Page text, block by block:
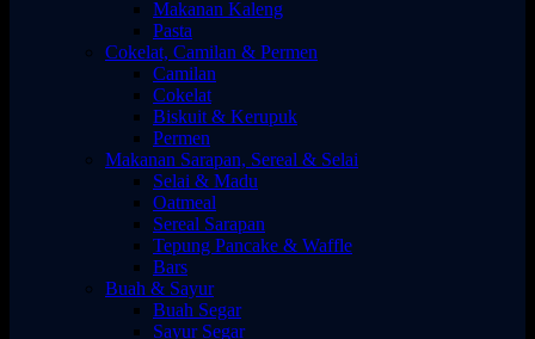
Makanan Kaleng
Pasta
Cokelat, Camilan & Permen
Camilan
Cokelat
Biskuit & Kerupuk
Permen
Makanan Sarapan, Sereal & Selai
Selai & Madu
Oatmeal
Sereal Sarapan
Tepung Pancake & Waffle
Bars
Buah & Sayur
Buah Segar
Sayur Segar